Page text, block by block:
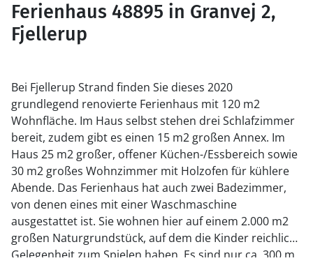
Ferienhaus 48895 in Granvej 2,
Fjellerup
Bei Fjellerup Strand finden Sie dieses 2020
grundlegend renovierte Ferienhaus mit 120 m2
Wohnfläche. Im Haus selbst stehen drei Schlafzimmer
bereit, zudem gibt es einen 15 m2 großen Annex. Im
Haus 25 m2 großer, offener Küchen-/Essbereich sowie
30 m2 großes Wohnzimmer mit Holzofen für kühlere
Abende. Das Ferienhaus hat auch zwei Badezimmer,
von denen eines mit einer Waschmaschine
ausgestattet ist. Sie wohnen hier auf einem 2.000 m2
großen Naturgrundstück, auf dem die Kinder reichlich
Gelegenheit zum Spielen haben. Es sind nur ca. 300 m